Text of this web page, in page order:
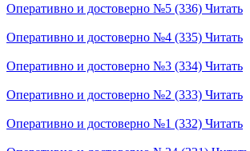
Оперативно и достоверно №5 (336) Читать
Оперативно и достоверно №4 (335) Читать
Оперативно и достоверно №3 (334) Читать
Оперативно и достоверно №2 (333) Читать
Оперативно и достоверно №1 (332) Читать